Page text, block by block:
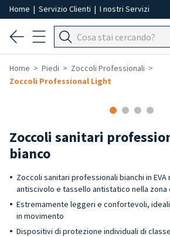
Home | Servizio Clienti | I nostri Servizi
Home Piedi
Zoccoli Professionali
Zoccoli Professional Light
Zoccoli sanitari
bianco
Zoccoli sanitari professionali bianchi in
antiscivolo e tassello antistatico nella zona
Estremamente leggeri e confortevoli,
in movimento
Dispositivi di protezione individuali di